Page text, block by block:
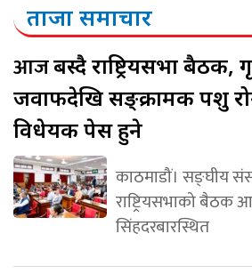
ताजा समाचार
आजबस्दै राष्ट्रियसभा बैठक,
जवाफदेखि सङ्क्रामक पशु रोग
विधेयक पेस हुने
काठमाडौं। सङ्घीय
राष्ट्रियसभाको बैठक
सिंहदरबारस्थित